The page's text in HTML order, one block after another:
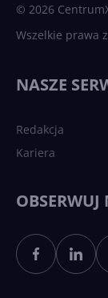
© 2026
Wszelkie prawa
NASZE
Redakcja
Kariera
OBSERWUJ